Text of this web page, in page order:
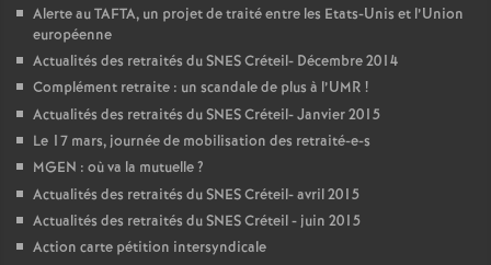
Alerte auTAFTA, un projet de traité entre les Etats-Unis et l’Union
européenne
Actualités des retraités duSNESCréteil- Décembre 2014
Complément retraite : un scandale de plus à l’UMR !
Actualités des retraités duSNESCréteil- Janvier 2015
Le 17 mars, journée de mobilisation des retraité-e-s
MGEN : où va la mutuelle?
Actualités des retraités duSNESCréteil- avril 2015
Actualités des retraités duSNESCréteil - juin 2015
Action carte pétition intersyndicale